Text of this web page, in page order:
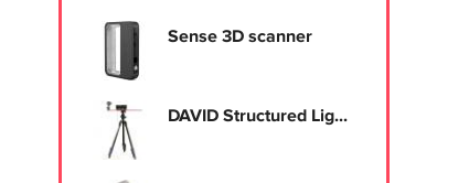
Sense 3D scanner
DAVID Structured Lig...